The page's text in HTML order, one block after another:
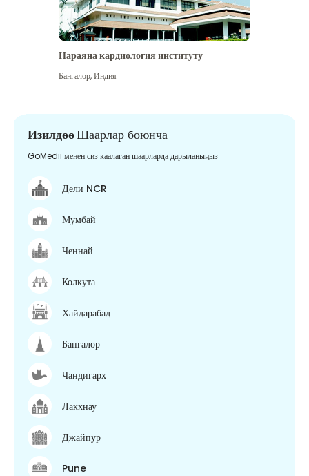
Нараяна кардиология институту
Бангалор,Индия
ИзилдөөШаарлар боюнча
GoMedii менен сиз каалаган шаарларда дарыланыңыз
Дели NCR
Мумбай
Ченнай
Колкута
Хайдарабад
Бангалор
Чандигарх
Лакхнау
Джайпур
Pune